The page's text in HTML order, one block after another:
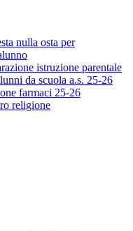
nulla osta per
istruzione parentale
da scuola a.s. 25-26
farmaci 25-26
religione